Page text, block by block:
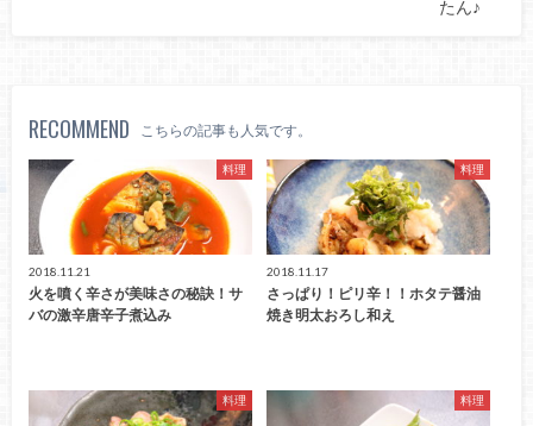
たん♪
RECOMMEND こちらの記事も人気です。
料理
2018.11.21
火を噴く辛さが美味さの秘訣！サ
バの激辛唐辛子煮込み
料理
2018.11.17
さっぱり！ピリ辛！！ホタテ醤油
焼き明太おろし和え
料理 料理